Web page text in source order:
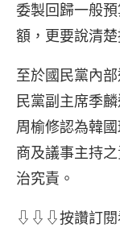
委製回歸一般
額，更要說清
至於國民黨內
民黨副主席季
周榆修認為韓
商及議事主持
治究責。
⇩⇩⇩按讚訂